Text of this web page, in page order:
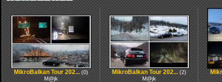
MikroBalkan Tour 202...(0)
M@jk
MikroBalkan Tour 202...(2)
M@jk